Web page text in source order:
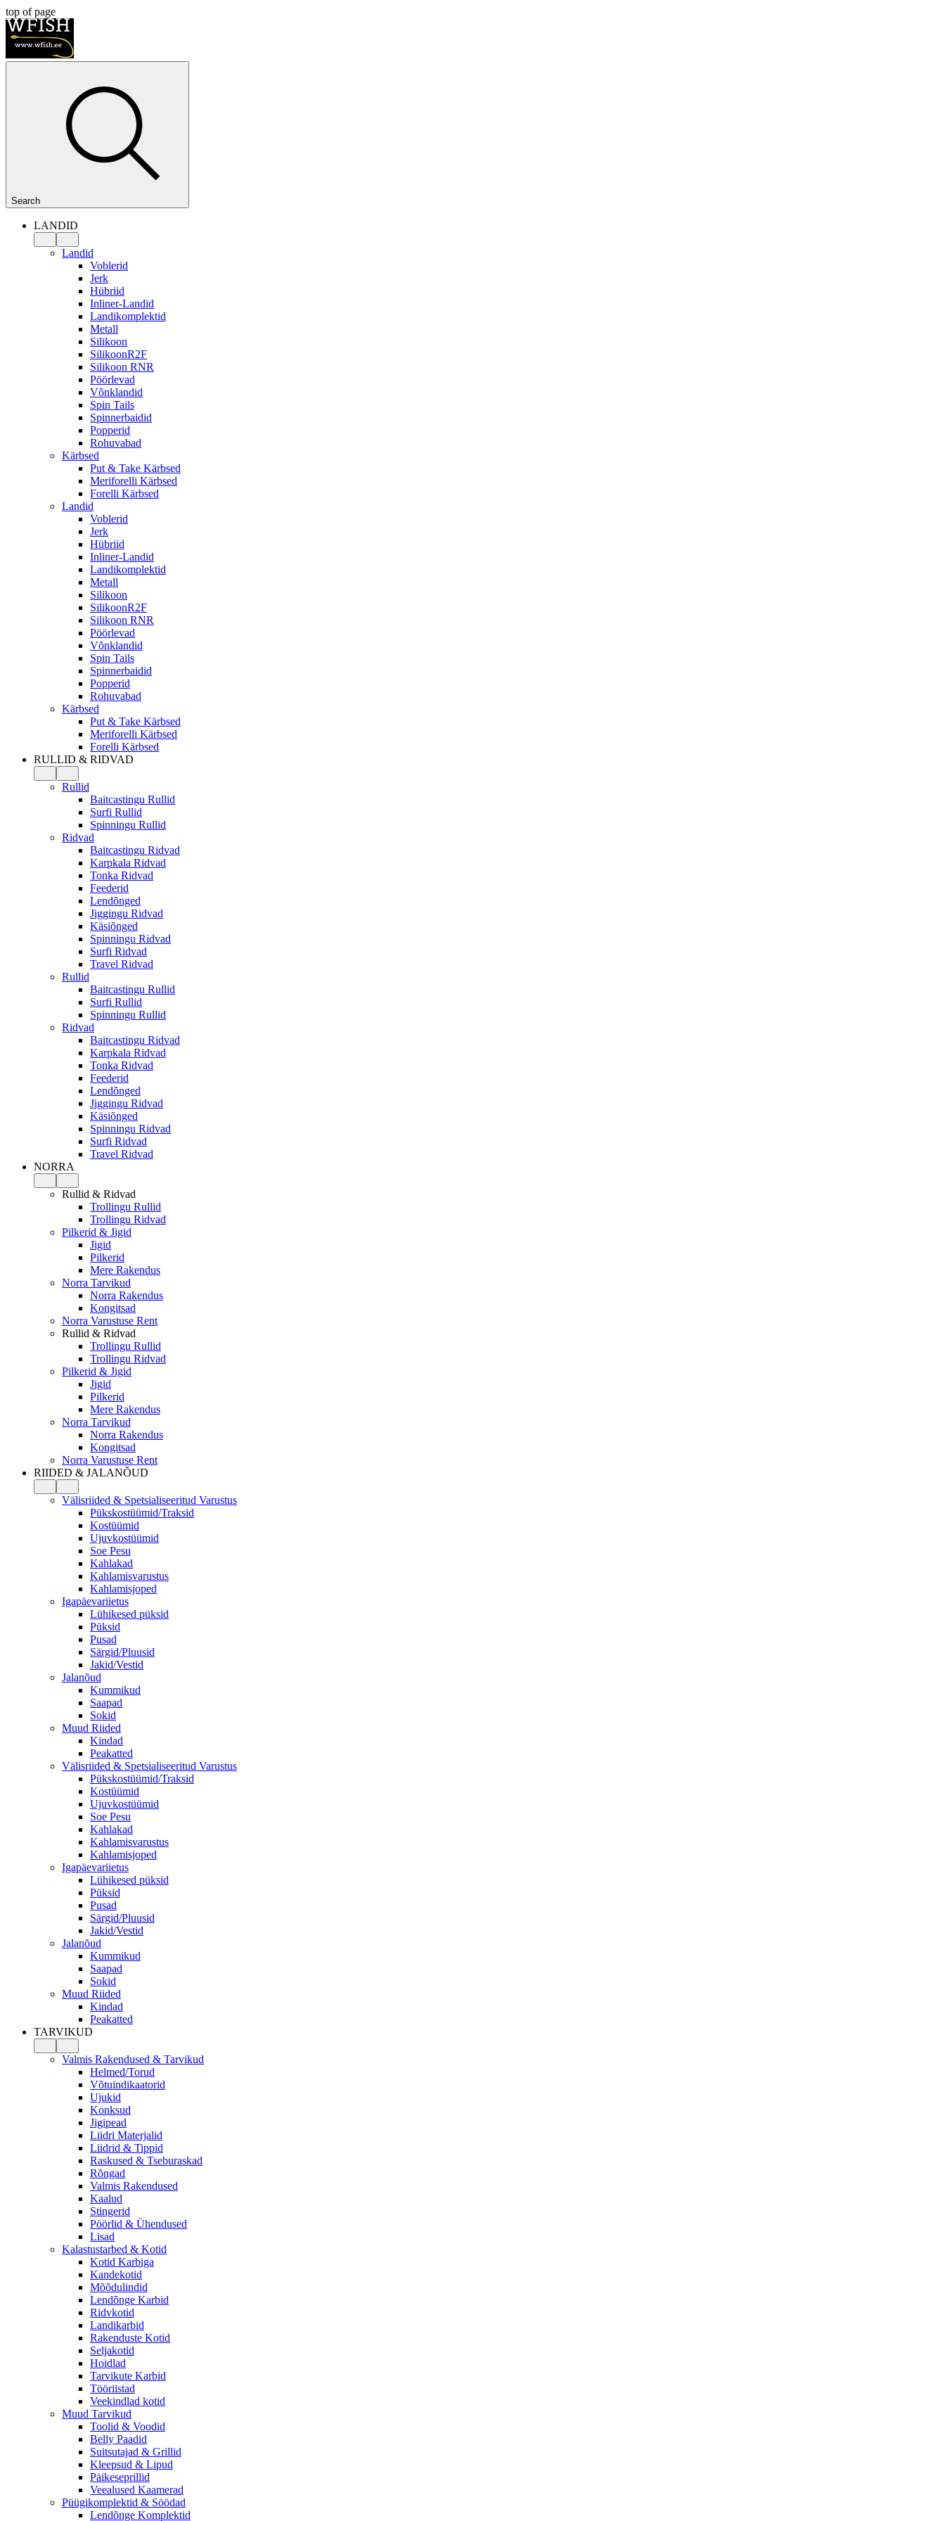
top of page
Search
LANDID
Landid
Voblerid
Jerk
Hübriid
Inliner-Landid
Landikomplektid
Metall
Silikoon
SilikoonR2F
Silikoon RNR
Pöörlevad
Võnklandid
Spin Tails
Spinnerbaidid
Popperid
Rohuvabad
Kärbsed
Put & Take Kärbsed
Meriforelli Kärbsed
Forelli Kärbsed
Landid
Voblerid
Jerk
Hübriid
Inliner-Landid
Landikomplektid
Metall
Silikoon
SilikoonR2F
Silikoon RNR
Pöörlevad
Võnklandid
Spin Tails
Spinnerbaidid
Popperid
Rohuvabad
Kärbsed
Put & Take Kärbsed
Meriforelli Kärbsed
Forelli Kärbsed
RULLID & RIDVAD
Rullid
Baitcastingu Rullid
Surfi Rullid
Spinningu Rullid
Ridvad
Baitcastingu Ridvad
Karpkala Ridvad
Tonka Ridvad
Feederid
Lendõnged
Jiggingu Ridvad
Käsiõnged
Spinningu Ridvad
Surfi Ridvad
Travel Ridvad
Rullid
Baitcastingu Rullid
Surfi Rullid
Spinningu Rullid
Ridvad
Baitcastingu Ridvad
Karpkala Ridvad
Tonka Ridvad
Feederid
Lendõnged
Jiggingu Ridvad
Käsiõnged
Spinningu Ridvad
Surfi Ridvad
Travel Ridvad
NORRA
Rullid & Ridvad
Trollingu Rullid
Trollingu Ridvad
Pilkerid & Jigid
Jigid
Pilkerid
Mere Rakendus
Norra Tarvikud
Norra Rakendus
Kongitsad
Norra Varustuse Rent
Rullid & Ridvad
Trollingu Rullid
Trollingu Ridvad
Pilkerid & Jigid
Jigid
Pilkerid
Mere Rakendus
Norra Tarvikud
Norra Rakendus
Kongitsad
Norra Varustuse Rent
RIIDED & JALANÕUD
Välisriided & Spetsialiseeritud Varustus
Pükskostüümid/Traksid
Kostüümid
Ujuvkostüümid
Soe Pesu
Kahlakad
Kahlamisvarustus
Kahlamisjoped
Igapäevariietus
Lühikesed püksid
Püksid
Pusad
Särgid/Pluusid
Jakid/Vestid
Jalanõud
Kummikud
Saapad
Sokid
Muud Riided
Kindad
Peakatted
Välisriided & Spetsialiseeritud Varustus
Pükskostüümid/Traksid
Kostüümid
Ujuvkostüümid
Soe Pesu
Kahlakad
Kahlamisvarustus
Kahlamisjoped
Igapäevariietus
Lühikesed püksid
Püksid
Pusad
Särgid/Pluusid
Jakid/Vestid
Jalanõud
Kummikud
Saapad
Sokid
Muud Riided
Kindad
Peakatted
TARVIKUD
Valmis Rakendused & Tarvikud
Helmed/Torud
Võtuindikaatorid
Ujukid
Konksud
Jigipead
Liidri Materjalid
Liidrid & Tippid
Raskused & Tseburaskad
Rõngad
Valmis Rakendused
Kaalud
Stingerid
Pöörlid & Ühendused
Lisad
Kalastustarbed & Kotid
Kotid Karbiga
Kandekotid
Mõõdulindid
Lendõnge Karbid
Ridvkotid
Landikarbid
Rakenduste Kotid
Seljakotid
Hoidlad
Tarvikute Karbid
Tööriistad
Veekindlad kotid
Muud Tarvikud
Toolid & Voodid
Belly Paadid
Suitsutajad & Grillid
Kleepsud & Lipud
Päikeseprillid
Veealused Kaamerad
Püügikomplektid & Söödad
Lendõnge Komplektid